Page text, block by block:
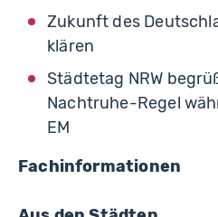
Zukunft des
klären
Städtetag NRW
Nachtruhe-Regel
EM
Fachinformationen